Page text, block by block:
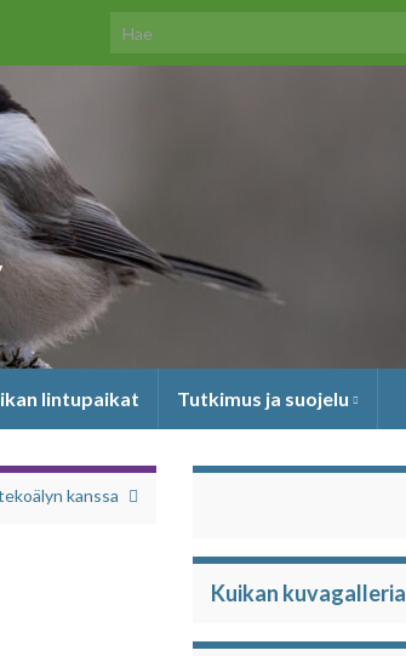
Search for:
lintupaikat Tutkimus ja suojelu
kanssa
Kuikan kuvagalleria